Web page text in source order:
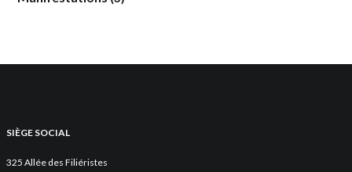
SIÈGE SOCIAL
325 Allée des Filiéristes